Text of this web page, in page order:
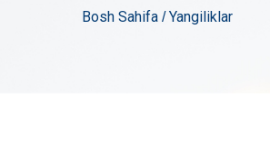
Bosh Sahifa /Yangiliklar